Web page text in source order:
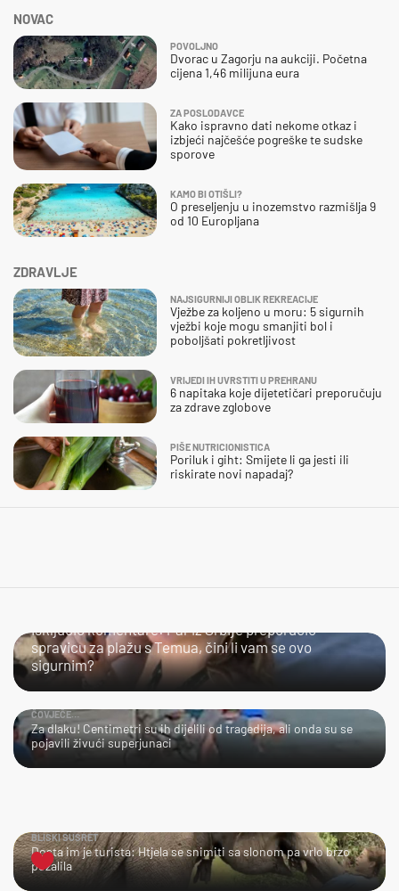
ZDRAVLJE
NAJSIGURNIJI OBLIK REKREACIJE
Vježbe za koljeno u moru: 5 sigurnih
vježbi koje mogu smanjiti bol i
poboljšati pokretljivost
VRIJEDI IH UVRSTITI U PREHRANU
6 napitaka koje dijetetičari preporučuju
za zdrave zglobove
PIŠE NUTRICIONISTICA
Poriluk i giht: Smijete li ga jesti ili
riskirate novi napadaj?
NOVAC
POVOLJNO
Dvorac u Zagorju na aukciji. Početna
cijena 1,46 milijuna eura
ZA POSLODAVCE
Kako ispravno dati nekome otkaz i
izbjeći najčešće pogreške te sudske
sporove
KAMO BI OTIŠLI?
O preseljenju u inozemstvo razmišlja 9
od 10 Europljana
Isključio komentare: Par iz Srbije preporučio
spravicu za plažu s Temua, čini li vam se ovo
sigurnim?
ČOVJEČE…
Za dlaku! Centimetri su ih dijelili od tragedija, ali onda su se
pojavili živući superjunaci
BLISKI SUSRET
Dosta im je turista: Htjela se snimiti sa slonom pa vrlo brzo
požalila